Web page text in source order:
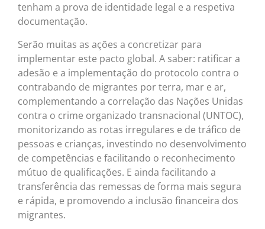
tenham a prova de identidade legal e a respetiva
documentação.
Serão muitas as ações a concretizar para
implementar este pacto global. A saber: ratificar a
adesão e a implementação do protocolo contra o
contrabando de migrantes por terra, mar e ar,
complementando a correlação das Nações Unidas
contra o crime organizado transnacional (UNTOC),
monitorizando as rotas irregulares e de tráfico de
pessoas e crianças, investindo no desenvolvimento
de competências e facilitando o reconhecimento
mútuo de qualificações. E ainda facilitando a
transferência das remessas de forma mais segura
e rápida, e promovendo a inclusão financeira dos
migrantes.